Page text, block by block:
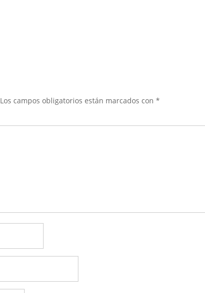
Los campos obligatorios están marcados con*